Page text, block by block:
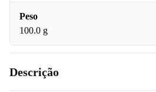
Peso
100.0 g
Descrição